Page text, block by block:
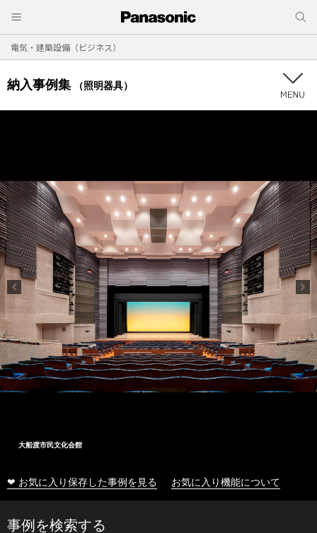
電気・建築設備（ビジネス）
納入事例集 （照明器具）
大船渡市民文化会館
❤ お気に入り保存した事例を見る お気に入り機能について
事例を検索する